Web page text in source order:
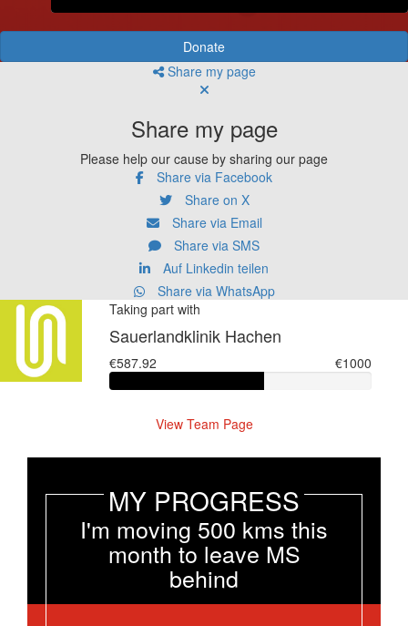
Donate
Share my page
Share my page
Please help our cause by sharing our page
Share via Facebook
Share on X
Share via Email
Share via SMS
Auf Linkedin teilen
Share via WhatsApp
Taking part with
Sauerlandklinik Hachen
€587.92 €1000
View Team Page
MY PROGRESS
I'm moving 500 kms this
month to leave MS
behind